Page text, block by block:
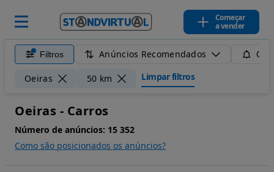
Começar
a vender
Filtros Anúncios Recomendados
Oeiras 50 km Limpar filtros
Oeiras - Carros
Número de anúncios: 15 352
Como são posicionados os anúncios?